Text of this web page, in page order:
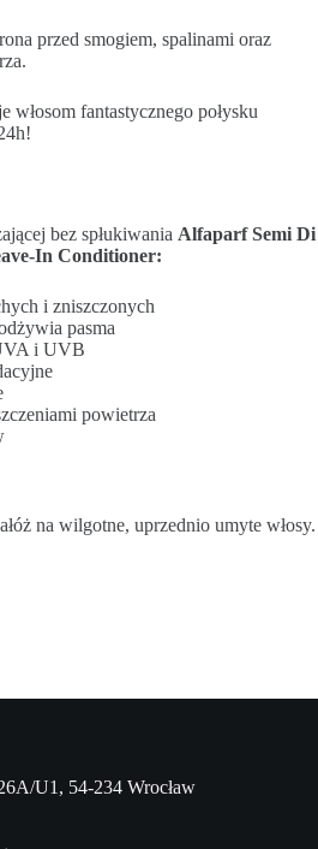
przed smogiem, spalinami oraz
włosom fantastycznego połysku
bez spłukiwania Alfaparf Semi Di
In Conditioner:
i zniszczonych
pasma
i UVB
powietrza
na wilgotne, uprzednio umyte włosy.
U1, 54-234 Wrocław